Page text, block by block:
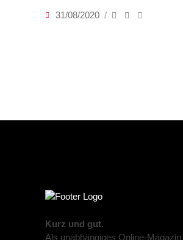
31/08/2020
Kurz und gut.
Als unabhängiges Online-